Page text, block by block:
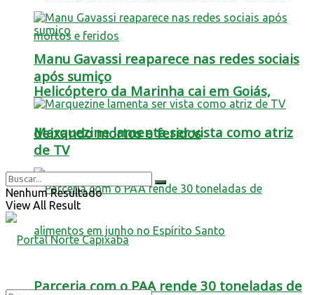
Helicóptero da Marinha cai em Goiás,
deixando mortos e feridos
Parceria com o PAA rende 30 toneladas de
Manu Gavassi reaparece nas redes sociais
após sumiço
Marquezine lamenta ser vista como atriz
de TV
Nenhum Resultado
View All Result